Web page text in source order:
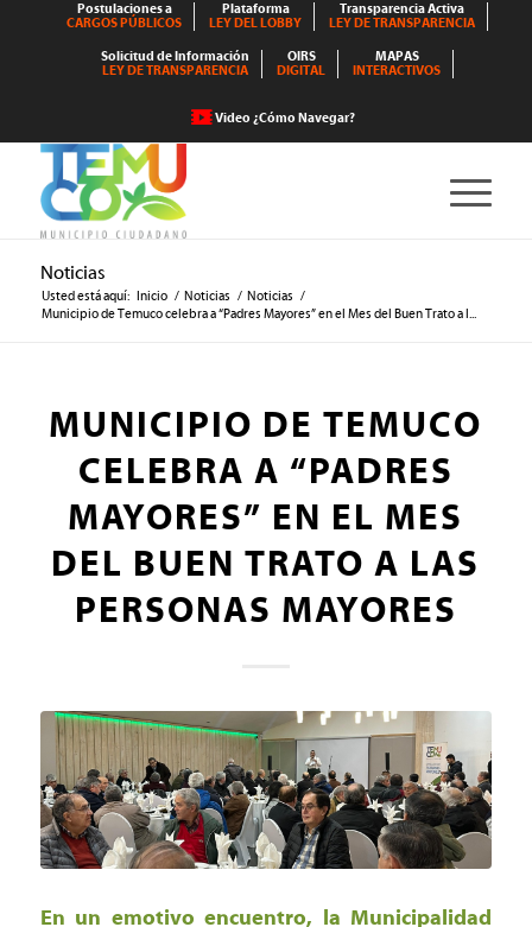
Postulaciones a
CARGOS PÚBLICOS
Plataforma
LEY DEL LOBBY
Transparencia Activa
LEY DE TRANSPARENCIA
Solicitud de Información
LEY DE TRANSPARENCIA
OIRS
DIGITAL
MAPAS
INTERACTIVOS
Video ¿Cómo Navegar?
Noticias
Usted está aquí: Inicio / Noticias / Noticias /
Municipio de Temuco celebra a “Padres Mayores” en el Mes del Buen Trato a l...
MUNICIPIO DE TEMUCO
CELEBRA A “PADRES
MAYORES” EN EL MES
DEL BUEN TRATO A LAS
PERSONAS MAYORES
En un emotivo encuentro, la Municipalidad